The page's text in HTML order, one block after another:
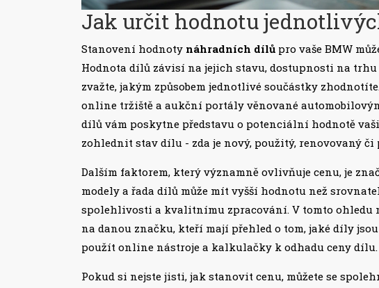
Jak určit hodnotu
Stanovení hodnoty náhradních dílů pro vaše BMW
Hodnota dílů závisí na jejich stavu, dostupnosti na trhu
zvažte, jakým způsobem jednotlivé součástky
online tržiště a aukční portály věnované
dílů vám poskytne představu o potenciální hodnotě
zohlednit stav dílu - zda je nový, použitý, renovovaný či
Dalším faktorem, který významně ovlivňuje cenu, je
modely a řada dílů může mít vyšší hodnotu než
spolehlivosti a kvalitnímu zpracování. V tomto ohledu
na danou značku, kteří mají přehled o tom, jaké díly
použít online nástroje a kalkulačky k odhadu ceny dílu.
Pokud si nejste jisti, jak stanovit cenu, můžete se